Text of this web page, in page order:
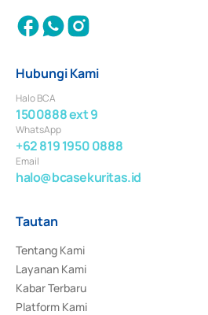
Hubungi Kami
Halo BCA
1500888 ext 9
WhatsApp
+62 819 1950 0888
Email
halo@bcasekuritas.id
Tautan
Tentang Kami
Layanan Kami
Kabar Terbaru
Platform Kami